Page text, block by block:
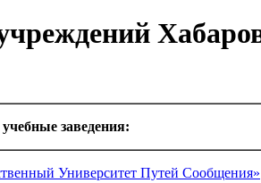
заведения:
Университет Путей Сообщения»